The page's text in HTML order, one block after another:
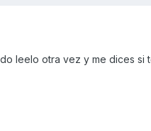
leelo otra vez y me dices si